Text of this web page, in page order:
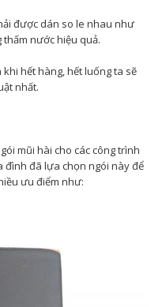
được dán so le nhau như
nước hiệu quả.
hết hàng, hết luống ta sẽ
nhất.
mũi hài cho các công trình
đình đã lựa chọn ngói này để
ưu điểm như: